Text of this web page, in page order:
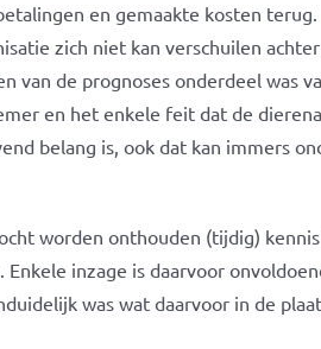
en gemaakte kosten terug.
zich niet kan verschuilen
van de prognoses onderdeel was
en het enkele feit dat de
belang is, ook dat kan immers
worden onthouden (tijdig)
inzage is daarvoor
was wat daarvoor in de